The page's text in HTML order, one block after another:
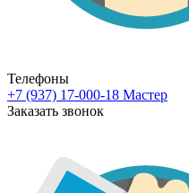
Телефоны
+7 (937) 17-000-18 Мастер
Заказать звонок